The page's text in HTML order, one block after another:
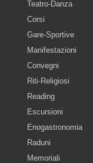
Teatro-Danza
Corsi
Gare-Sportive
Manifestazioni
Convegni
Riti-Religiosi
Reading
Escursioni
Enogastronomia
Raduni
Memoriali